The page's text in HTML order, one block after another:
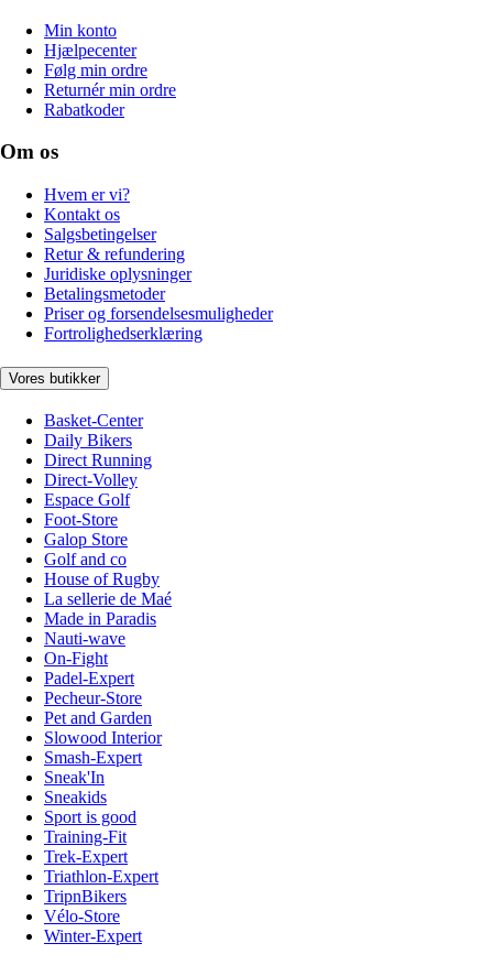
Min konto
Hjælpecenter
Følg min ordre
Returnér min ordre
Rabatkoder
Om os
Hvem er vi?
Kontakt os
Salgsbetingelser
Retur & refundering
Juridiske oplysninger
Betalingsmetoder
Priser og forsendelsesmuligheder
Fortrolighedserklæring
Vores butikker
Basket-Center
Daily Bikers
Direct Running
Direct-Volley
Espace Golf
Foot-Store
Galop Store
Golf and co
House of Rugby
La sellerie de Maé
Made in Paradis
Nauti-wave
On-Fight
Padel-Expert
Pecheur-Store
Pet and Garden
Slowood Interior
Smash-Expert
Sneak'In
Sneakids
Sport is good
Training-Fit
Trek-Expert
Triathlon-Expert
TripnBikers
Vélo-Store
Winter-Expert